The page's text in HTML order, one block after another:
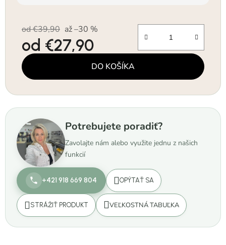
od €39,90 až –30 %
od €27,90
Jednotková cena: DO KOŠÍKA
Potrebujete poradiť?
Zavolajte nám alebo využite jednu z našich
funkcií
+421 918 669 804 OPÝTAŤ SA
STRÁŽIŤ PRODUKT VEĽKOSTNÁ TABUĽKA